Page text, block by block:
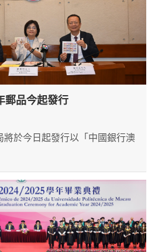
郵品今起發行
於今日起發行以「中國銀行澳